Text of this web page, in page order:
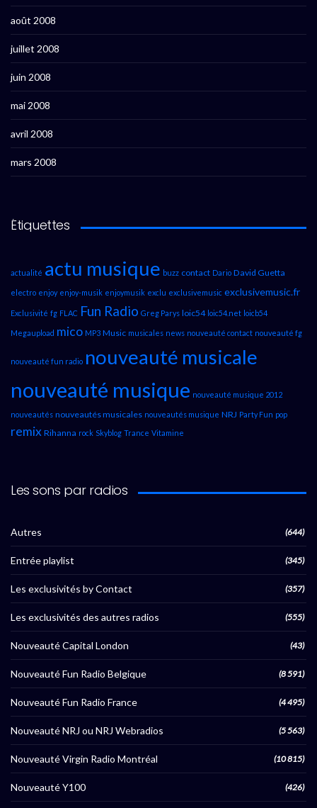
août 2008
juillet 2008
juin 2008
mai 2008
avril 2008
mars 2008
Étiquettes
actualité actu musique buzz contact Dario David Guetta
electro enjoy enjoy-musik enjoymusik exclu exclusivemusic exclusivemusic.fr
Exclusivité fg FLAC Fun Radio Greg Parys loic54 loic54.net loicb54
Megaupload mico MP3 Music musicales news nouveauté contact nouveauté fg
nouveauté fun radio nouveauté musicale
nouveauté musique nouveauté musique 2012
nouveautés nouveautés musicales nouveautés musique NRJ Party Fun pop
remix Rihanna rock Skyblog Trance Vitamine
Les sons par radios
Autres (644)
Entrée playlist (345)
Les exclusivités by Contact (357)
Les exclusivités des autres radios (555)
Nouveauté Capital London (43)
Nouveauté Fun Radio Belgique (8 591)
Nouveauté Fun Radio France (4 495)
Nouveauté NRJ ou NRJ Webradios (5 563)
Nouveauté Virgin Radio Montréal (10 815)
Nouveauté Y100 (426)